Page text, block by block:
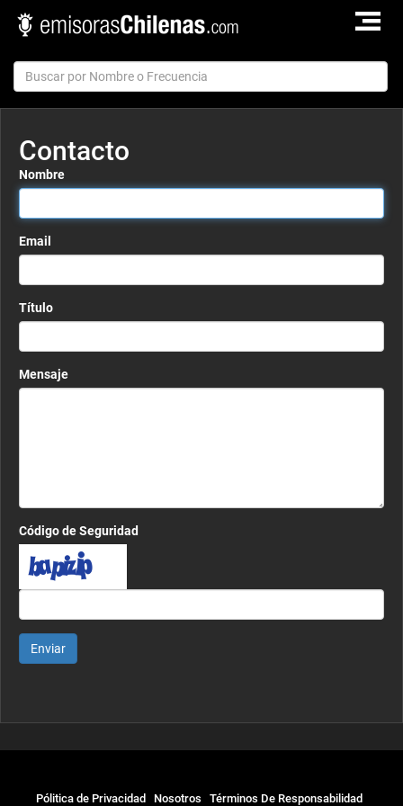
TOGGLE
Contacto
Nombre
Email
Título
Mensaje
Código de Seguridad
Enviar
Pólitica de Privacidad Nosotros Términos De Responsabilidad